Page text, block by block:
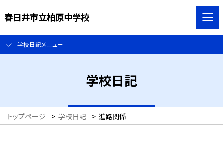
春日井市立柏原中学校
学校日記メニュー
学校日記
トップページ > 学校日記 > 進路関係